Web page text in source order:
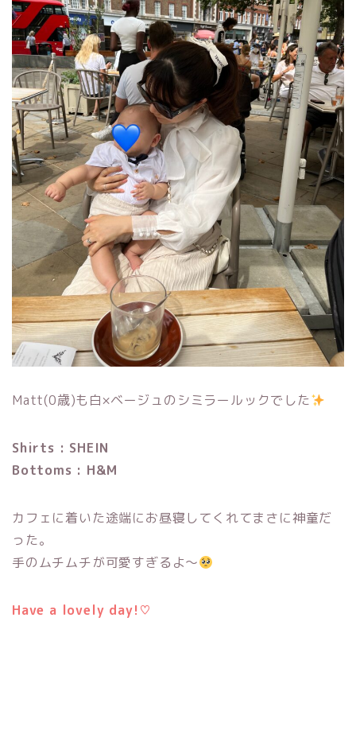
Matt(0歳)も白×ベージュのシミラールックでした
Shirts : SHEIN
Bottoms : H&M
カフェに着いた途端にお昼寝してくれてまさに神童だ
った。
手のムチムチが可愛すぎるよ〜
Have a lovely day!♡